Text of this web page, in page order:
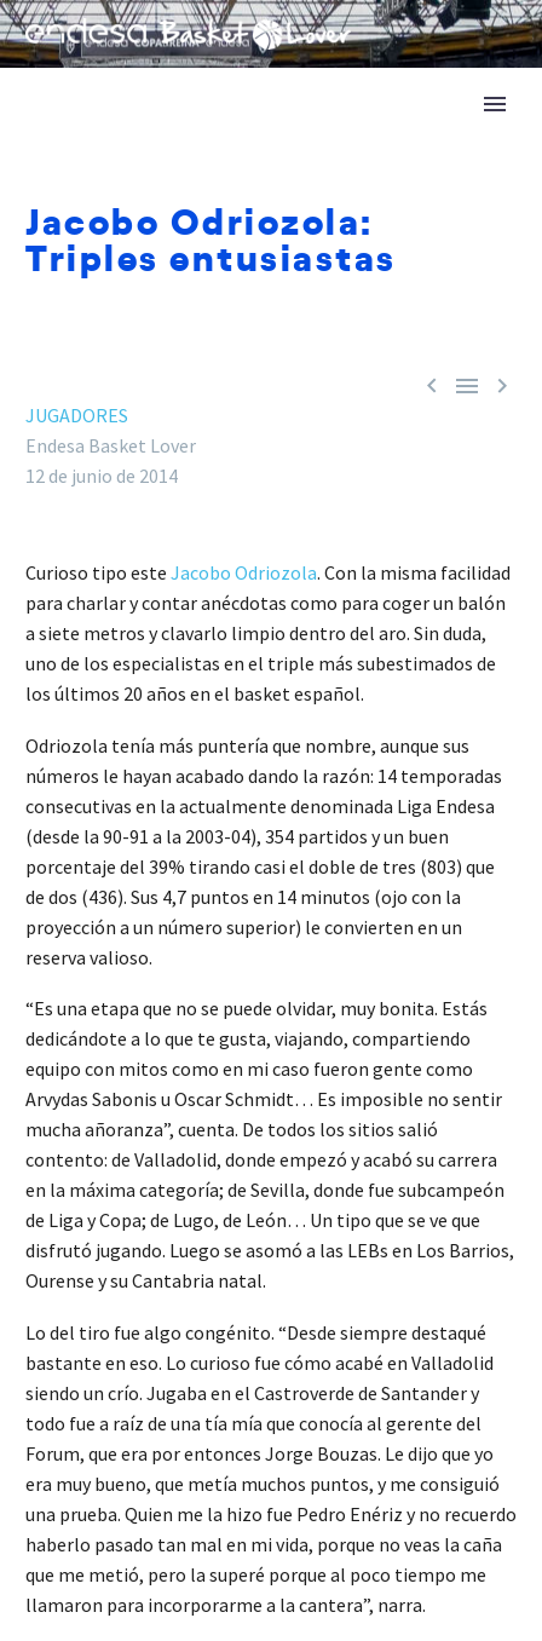
Jacobo Odriozola:
Triples entusiastas
  
JUGADORES
Endesa Basket Lover
12 de junio de 2014
Curioso tipo este Jacobo Odriozola. Con la misma facilidad
para charlar y contar anécdotas como para coger un balón
a siete metros y clavarlo limpio dentro del aro. Sin duda,
uno de los especialistas en el triple más subestimados de
los últimos 20 años en el basket español.
Odriozola tenía más puntería que nombre, aunque sus
números le hayan acabado dando la razón: 14 temporadas
consecutivas en la actualmente denominada Liga Endesa
(desde la 90-91 a la 2003-04), 354 partidos y un buen
porcentaje del 39% tirando casi el doble de tres (803) que
de dos (436). Sus 4,7 puntos en 14 minutos (ojo con la
proyección a un número superior) le convierten en un
reserva valioso.
“Es una etapa que no se puede olvidar, muy bonita. Estás
dedicándote a lo que te gusta, viajando, compartiendo
equipo con mitos como en mi caso fueron gente como
Arvydas Sabonis u Oscar Schmidt… Es imposible no sentir
mucha añoranza”, cuenta. De todos los sitios salió
contento: de Valladolid, donde empezó y acabó su carrera
en la máxima categoría; de Sevilla, donde fue subcampeón
de Liga y Copa; de Lugo, de León… Un tipo que se ve que
disfrutó jugando. Luego se asomó a las LEBs en Los Barrios,
Ourense y su Cantabria natal.
Lo del tiro fue algo congénito. “Desde siempre destaqué
bastante en eso. Lo curioso fue cómo acabé en Valladolid
siendo un crío. Jugaba en el Castroverde de Santander y
todo fue a raíz de una tía mía que conocía al gerente del
Forum, que era por entonces Jorge Bouzas. Le dijo que yo
era muy bueno, que metía muchos puntos, y me consiguió
una prueba. Quien me la hizo fue Pedro Enériz y no recuerdo
haberlo pasado tan mal en mi vida, porque no veas la caña
que me metió, pero la superé porque al poco tiempo me
llamaron para incorporarme a la cantera”, narra.